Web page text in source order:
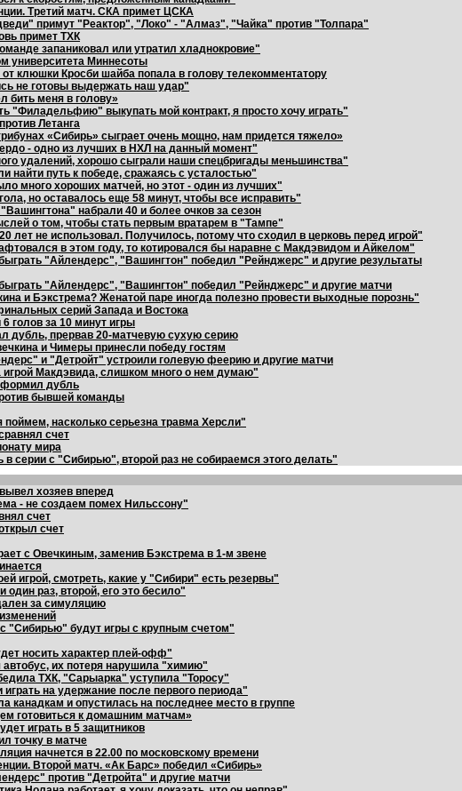
Третий матч. СКА примет ЦСКА
примут "Реактор", "Локо" - "Алмаз", "Чайка" против "Толпара"
примет ТХК
запаниковал или утратил хладнокровие"
университета Миннесоты
клюшки Кросби шайба попала в голову телекомментатору
не готовы выдержать наш удар"
бить меня в голову»
"Филадельфию" выкупать мой контракт, я просто хочу играть"
Летанга
«Сибирь» сыграет очень мощно, нам придется тяжело»
- одно из лучших в НХЛ на данный момент"
удалений, хорошо сыграли наши спецбригады меньшинства"
путь к победе, сражаясь с усталостью"
много хороших матчей, но этот - один из лучших"
но оставалось еще 58 минут, чтобы все исправить"
набрали 40 и более очков за сезон
о том, чтобы стать первым вратарем в "Тампе"
лет не использовал. Получилось, потому что сходил в церковь перед игрой"
в этом году, то котировался бы наравне с Макдэвидом и Айкелом"
"Айлендерс", "Вашингтон" победил "Рейнджерс" и другие результаты
"Айлендерс", "Вашингтон" победил "Рейнджерс" и другие матчи
и Бэкстрема? Женатой паре иногда полезно провести выходные порознь"
серий Запада и Востока
голов за 10 минут игры
дубль, прервав 20-матчевую сухую серию
и Чимеры принесли победу гостям
и "Детройт" устроили голевую феерию и другие матчи
Макдэвида, слишком много о нем думаю"
дубль
бывшей команды
насколько серьезна травма Херсли"
счет
мира
серии с "Сибирью", второй раз не собираемся этого делать"
хозяев вперед
- не создаем помех Нильссону"
счет
счет
с Овечкиным, заменив Бэкстрема в 1-м звене
игрой, смотреть, какие у "Сибири" есть резервы"
раз, второй, его это бесило"
за симуляцию
"Сибирью" будут игры с крупным счетом"
носить характер плей-офф"
их потеря нарушила "химию"
ТХК, "Сарыарка" уступила "Торосу"
на удержание после первого периода"
канадкам и опустилась на последнее место в группе
готовиться к домашним матчам»
играть в 5 защитников
точку в матче
начнется в 22.00 по московскому времени
Второй матч. «Ак Барс» победил «Сибирь»
против "Детройта" и другие матчи